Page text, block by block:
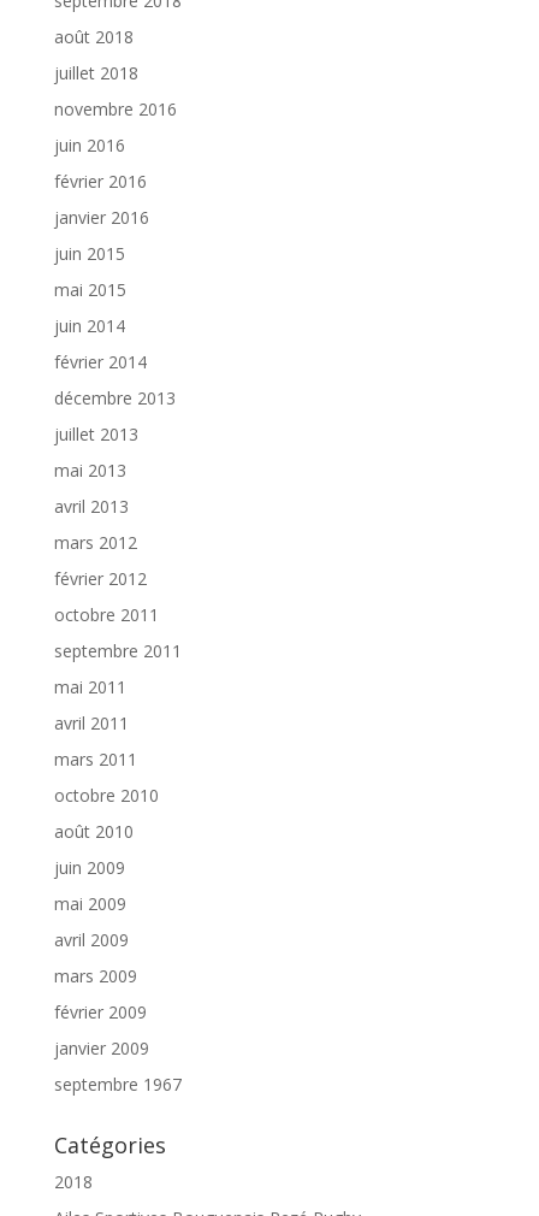
août 2018
juillet 2018
novembre 2016
juin 2016
février 2016
janvier 2016
juin 2015
mai 2015
juin 2014
février 2014
décembre 2013
juillet 2013
mai 2013
avril 2013
mars 2012
février 2012
octobre 2011
septembre 2011
mai 2011
avril 2011
mars 2011
octobre 2010
août 2010
juin 2009
mai 2009
avril 2009
mars 2009
février 2009
janvier 2009
septembre 1967
Catégories
2018